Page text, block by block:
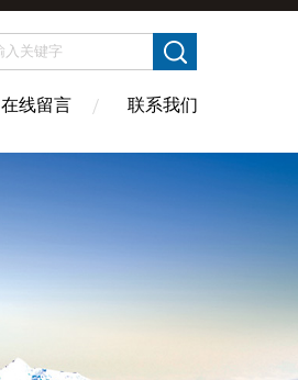
在线留言 联系我们